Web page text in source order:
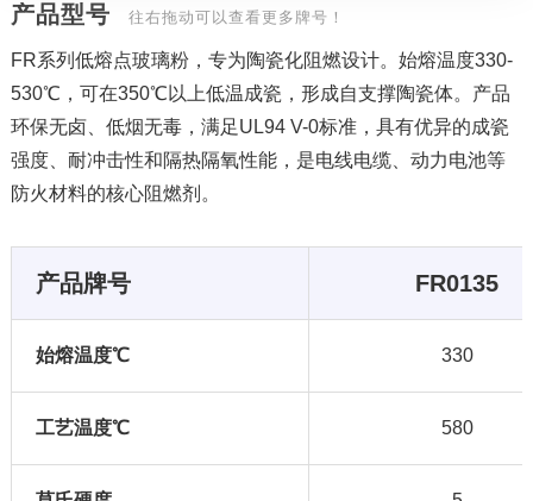
产品型号 往右拖动可以查看更多牌号！
FR系列低熔点玻璃粉，专为陶瓷化阻燃设计。始熔温度330-
530℃，可在350℃以上低温成瓷，形成自支撑陶瓷体。产品
环保无卤、低烟无毒，满足UL94 V-0标准，具有优异的成瓷
强度、耐冲击性和隔热隔氧性能，是电线电缆、动力电池等
防火材料的核心阻燃剂。
产品牌号
始熔温度℃
工艺温度℃
FR0135
330
580